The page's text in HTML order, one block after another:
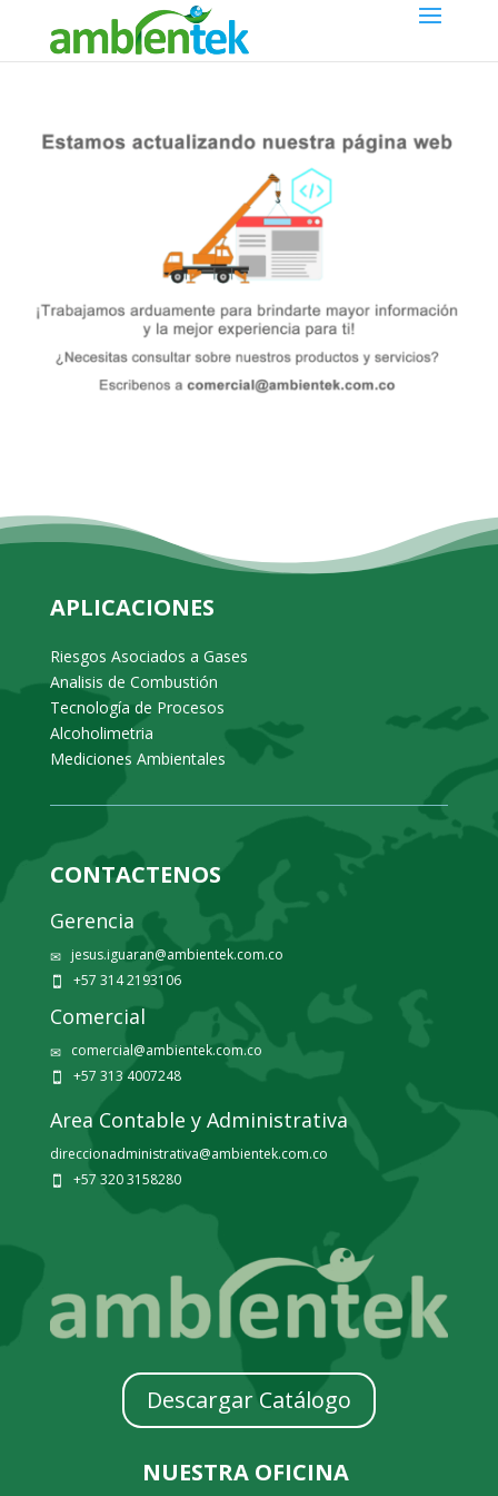
APLICACIONES
Riesgos Asociados a Gases
Analisis de Combustión
Tecnología de Procesos
Alcoholimetria
Mediciones Ambientales
CONTACTENOS
Gerencia
✉ jesus.iguaran@ambientek.com.co
 +57 314 2193106
Comercial
✉ comercial@ambientek.com.co
 +57 313 4007248
Area Contable y Administrativa
direccionadministrativa@ambientek.com.co
 +57 320 3158280
Descargar Catálogo
NUESTRA OFICINA